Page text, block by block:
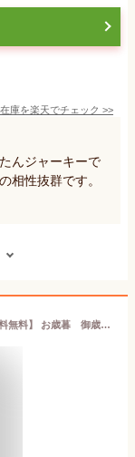
庫を楽天でチェック >>
んジャーキーで
相性抜群です。
陣中 牛タンひとくちジャーキー 18g×5 【送料無料】 お歳暮 御歳暮 プレゼント